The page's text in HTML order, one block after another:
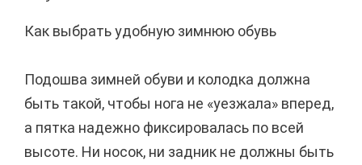
Как выбрать удобную зимнюю обувь
Подошва зимней обуви и колодка должна
быть такой, чтобы нога не «уезжала» вперед,
а пятка надежно фиксировалась по всей
высоте. Ни носок, ни задник не должны быть